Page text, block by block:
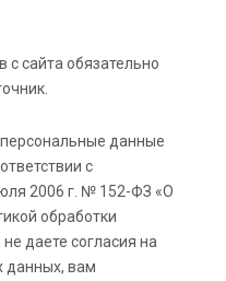
с сайта обязательно
данные
с
2006 г. № 152-ФЗ «О
обработки
даете согласия на
данных, вам